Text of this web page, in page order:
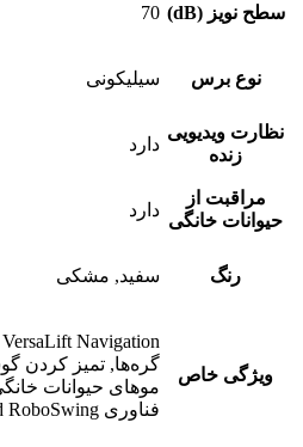
سطح نویز (dB) 70
نوع برس سیلیکونی
نظارت ویدیویی
زنده
دارد
مراقبت از
حیوانات خانگی
دارد
رنگ سفید, مشکی
ویژگی خاص
گره‌ها, تمیز کردن
فناوری MopExtend RoboSwing